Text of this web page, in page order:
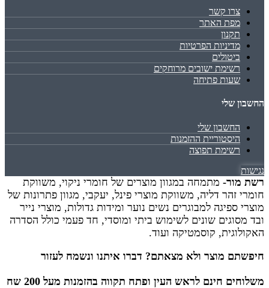
צרו קשר
מפת האתר
תקנון
מדיניות הפרטיות
ביטולים
רשימת ישובים מרוחקים
שעות פתיחה
החשבון שלי
החשבון שלי
היסטוריית ההזמנות
רשימת תפוצה
נגישות
רשת מור- מתמחה במגוון מוצרים של חומרי ניקוי, משווקת
חומרי זהר דליה, משווקת מוצרי פינל, יעקבי, מגוון פתרונות של
מוצרי ספיגה למבוגרים נשים נוער ומידות גדולות, מוצרי נייר
ובד מסוגים שונים לשימוש ביתי ומוסדי, חד פעמי כולל הסדרה
האקולוגית, קוסמטיקה ועוד.
חיפשתם מוצר ולא מצאתם? דברו איתנו ונשמח לעזור
משלוחים חינם לראש העין ופתח תקווה בהזמנות מעל 200 שח